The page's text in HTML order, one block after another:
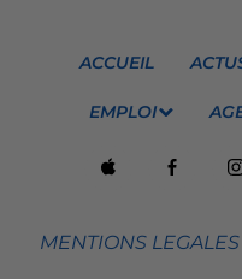
ACCUEIL
EMPLOI
MENTIONS LEGALES